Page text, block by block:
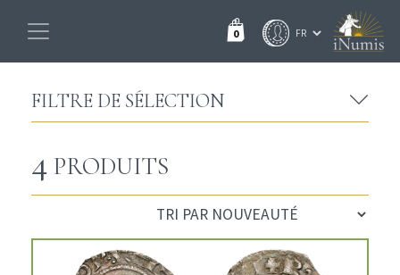
0
FILTRE DE SÉLECTION
4 PRODUITS